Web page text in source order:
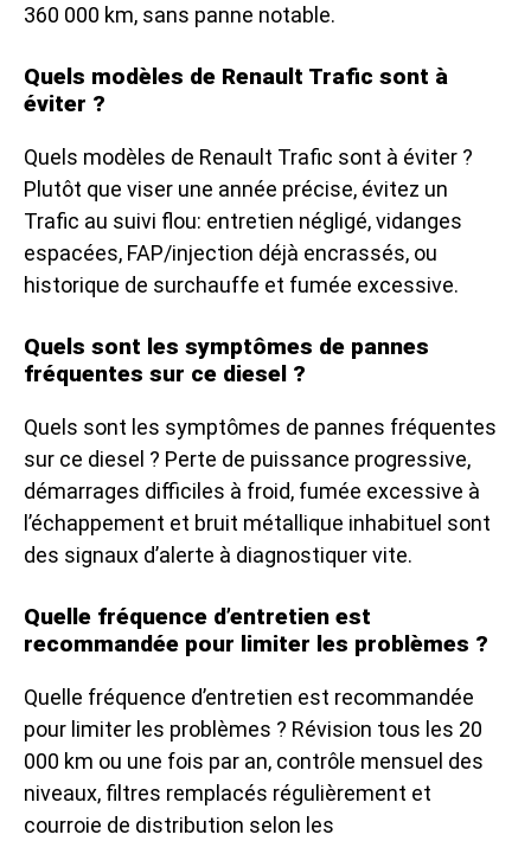
360 000 km, sans panne notable.
Quels modèles de Renault Trafic sont à
éviter ?
Quels modèles de Renault Trafic sont à éviter ?
Plutôt que viser une année précise, évitez un
Trafic au suivi flou: entretien négligé, vidanges
espacées, FAP/injection déjà encrassés, ou
historique de surchauffe et fumée excessive.
Quels sont les symptômes de pannes
fréquentes sur ce diesel ?
Quels sont les symptômes de pannes fréquentes
sur ce diesel ? Perte de puissance progressive,
démarrages difficiles à froid, fumée excessive à
l’échappement et bruit métallique inhabituel sont
des signaux d’alerte à diagnostiquer vite.
Quelle fréquence d’entretien est
recommandée pour limiter les problèmes ?
Quelle fréquence d’entretien est recommandée
pour limiter les problèmes ? Révision tous les 20
000 km ou une fois par an, contrôle mensuel des
niveaux, filtres remplacés régulièrement et
courroie de distribution selon les